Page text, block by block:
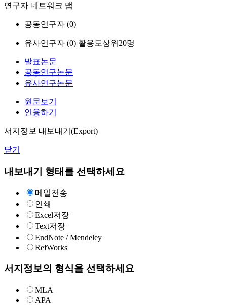
연구자 네트워크 맵
공동연구자 (0)
유사연구자 (0) 활용도상위20명
발표논문
공동연구논문
유사연구논문
원문보기
인용하기
서지정보 내보내기(Export)
닫기
내보내기 형태를 선택하세요
메일전송
인쇄
Excel저장
Text저장
EndNote / Mendeley
RefWorks
서지정보의 형식을 선택하세요
MLA
APA